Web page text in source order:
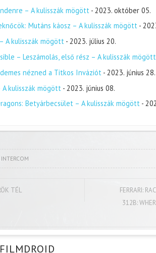
– A kulisszák mögött - 2023. október 05.
Mutáns káosz – A kulisszák mögött -
A kulisszák mögött - 2023. július 20.
– Leszámolás, első rész – A kulisszák mögött
nézned a Titkos Inváziót - 2023. június 28.
kulisszák mögött - 2023. június 08.
Betyárbecsület – A kulisszák mögött -
INTERCOM
TÉL
FERRARI:
312B:
FILMDROID